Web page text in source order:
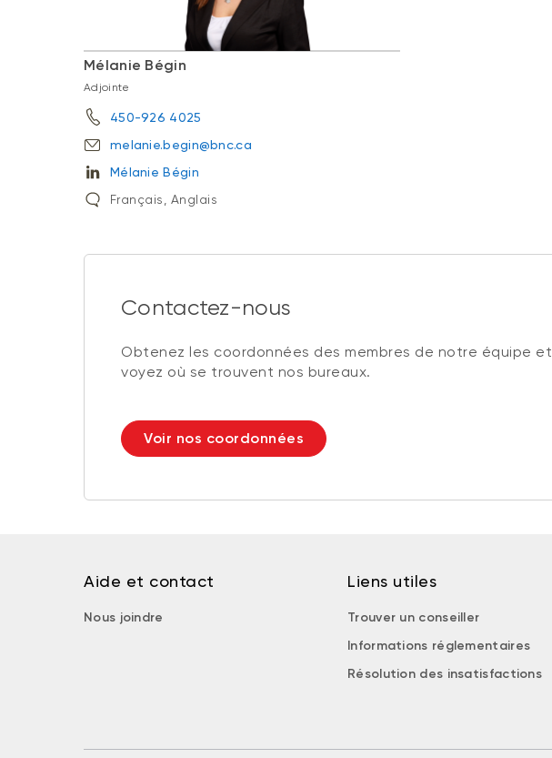
Mélanie Bégin
Adjointe
450-926 4025
melanie.begin@bnc.ca
Mélanie Bégin
Français, Anglais
Contactez-nous
Obtenez les coordonnées des membres de notre équipe et
voyez où se trouvent nos bureaux.
Voir nos coordonnées
Aide et contact
Nous joindre
Liens utiles
Trouver un conseiller
Informations réglementaires
Résolution des insatisfactions